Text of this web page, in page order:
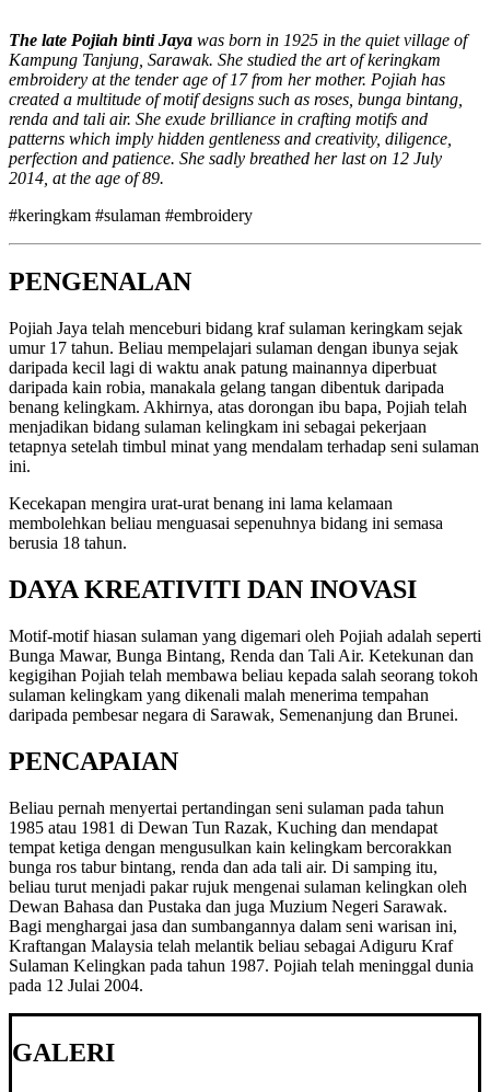
The late Pojiah binti Jaya was born in 1925 in the quiet village of
Kampung Tanjung, Sarawak. She studied the art of keringkam
embroidery at the tender age of 17 from her mother. Pojiah has
created a multitude of motif designs such as roses, bunga bintang,
renda and tali air. She exude brilliance in crafting motifs and
patterns which imply hidden gentleness and creativity, diligence,
perfection and patience. She sadly breathed her last on 12 July
2014, at the age of 89.
#keringkam #sulaman #embroidery
PENGENALAN
Pojiah Jaya telah menceburi bidang kraf sulaman keringkam sejak
umur 17 tahun. Beliau mempelajari sulaman dengan ibunya sejak
daripada kecil lagi di waktu anak patung mainannya diperbuat
daripada kain robia, manakala gelang tangan dibentuk daripada
benang kelingkam. Akhirnya, atas dorongan ibu bapa, Pojiah telah
menjadikan bidang sulaman kelingkam ini sebagai pekerjaan
tetapnya setelah timbul minat yang mendalam terhadap seni sulaman
ini.
Kecekapan mengira urat-urat benang ini lama kelamaan
membolehkan beliau menguasai sepenuhnya bidang ini semasa
berusia 18 tahun.
DAYA KREATIVITI DAN INOVASI
Motif-motif hiasan sulaman yang digemari oleh Pojiah adalah seperti
Bunga Mawar, Bunga Bintang, Renda dan Tali Air. Ketekunan dan
kegigihan Pojiah telah membawa beliau kepada salah seorang tokoh
sulaman kelingkam yang dikenali malah menerima tempahan
daripada pembesar negara di Sarawak, Semenanjung dan Brunei.
PENCAPAIAN
Beliau pernah menyertai pertandingan seni sulaman pada tahun
1985 atau 1981 di Dewan Tun Razak, Kuching dan mendapat
tempat ketiga dengan mengusulkan kain kelingkam bercorakkan
bunga ros tabur bintang, renda dan ada tali air. Di samping itu,
beliau turut menjadi pakar rujuk mengenai sulaman kelingkan oleh
Dewan Bahasa dan Pustaka dan juga Muzium Negeri Sarawak.
Bagi menghargai jasa dan sumbangannya dalam seni warisan ini,
Kraftangan Malaysia telah melantik beliau sebagai Adiguru Kraf
Sulaman Kelingkan pada tahun 1987. Pojiah telah meninggal dunia
pada 12 Julai 2004.
GALERI